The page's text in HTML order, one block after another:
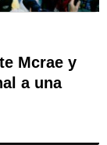
Mcrae y
a una